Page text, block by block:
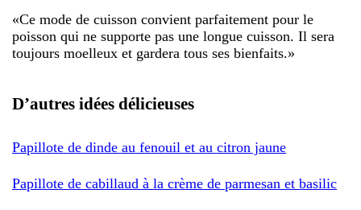
«Ce mode de cuisson convient parfaitement pour le
poisson qui ne supporte pas une longue cuisson. Il sera
toujours moelleux et gardera tous ses bienfaits.»
D’autres idées délicieuses
Papillote de dinde au fenouil et au citron jaune
Papillote de cabillaud à la crème de parmesan et basilic